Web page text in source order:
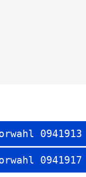
0941913
0941917